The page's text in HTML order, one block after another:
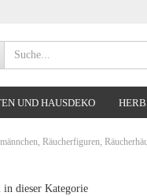
UND HAUSDEKO
Räucherfiguren,
dieser Kategorie